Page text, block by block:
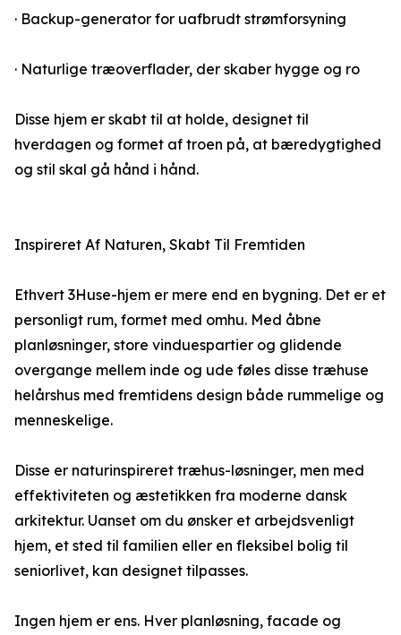
· Backup-generator for uafbrudt strømforsyning
· Naturlige træoverflader, der skaber hygge og ro
Disse hjem er skabt til at holde, designet til
hverdagen og formet af troen på, at bæredygtighed
og stil skal gå hånd i hånd.
Inspireret Af Naturen, Skabt Til Fremtiden
Ethvert 3Huse-hjem er mere end en bygning. Det er et
personligt rum, formet med omhu. Med åbne
planløsninger, store vinduespartier og glidende
overgange mellem inde og ude føles disse træhuse
helårshus med fremtidens design både rummelige og
menneskelige.
Disse er naturinspireret træhus-løsninger, men med
effektiviteten og æstetikken fra moderne dansk
arkitektur. Uanset om du ønsker et arbejdsvenligt
hjem, et sted til familien eller en fleksibel bolig til
seniorlivet, kan designet tilpasses.
Ingen hjem er ens. Hver planløsning, facade og